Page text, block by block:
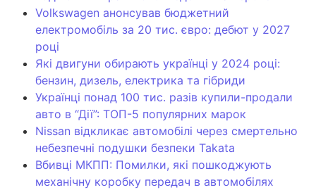
Volkswagen анонсував бюджетний
електромобіль за 20 тис. євро: дебют у 2027
році
Які двигуни обирають українці у 2024 році:
бензин, дизель, електрика та гібриди
Українці понад 100 тис. разів купили-продали
авто в “Дії”: ТОП-5 популярних марок
Nissan відкликає автомобілі через смертельно
небезпечні подушки безпеки Takata
Вбивці МКПП: Помилки, які пошкоджують
механічну коробку передач в автомобілях